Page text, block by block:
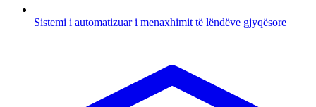
Sistemi i automatizuar i menaxhimit të lëndëve gjyqësore